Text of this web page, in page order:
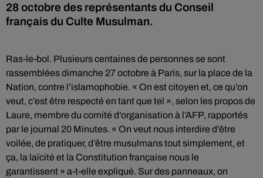
28 octobre des représentants du Conseil
français du Culte Musulman.
Ras-le-bol. Plusieurs centaines de personnes se sont
rassemblées dimanche 27 octobre à Paris, sur la place de la
Nation, contre l’islamophobie. « On est citoyen et, ce qu’on
veut, c’est être respecté en tant que tel », selon les propos de
Laure, membre du comité d’organisation à l’AFP, rapportés
par le journal 20 Minutes. « On veut nous interdire d’être
voilée, de pratiquer, d’être musulmans tout simplement, et
ça, la laïcité et la Constitution française nous le
garantissent » a-t-elle expliqué. Sur des panneaux, on